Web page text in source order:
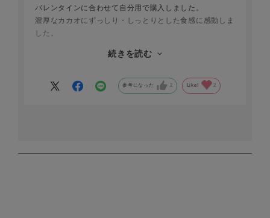
バレンタインに合わせて自分用で購入しました。
濃厚なカカオにずっしり・しっとりとした食感に感動しま
した。
人数がいるときに切って出しても喜ばれそうなのでまた購
続きを読む
参考になった 2 Like! 2